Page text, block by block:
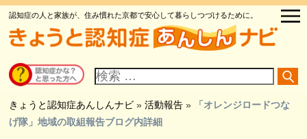
認知症の人と家族が、住み慣れた京都で安心して暮らしつづけるために。
イ
ト
検
索
きょうと認知症あんしんナビ »活動報告 »
「オレンジロードつな
げ隊」地域の取組報告ブログ内詳細